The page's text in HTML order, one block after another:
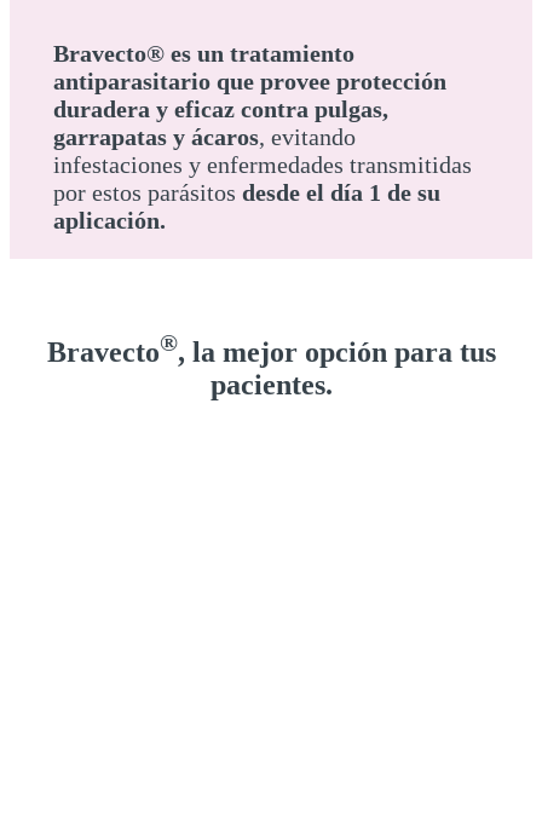
Bravecto® es un tratamiento
antiparasitario que provee protección
duradera y eficaz contra pulgas,
garrapatas y ácaros, evitando
infestaciones y enfermedades transmitidas
por estos parásitos desde el día 1 de su
aplicación.
Bravecto®, la mejor opción para tus
pacientes.